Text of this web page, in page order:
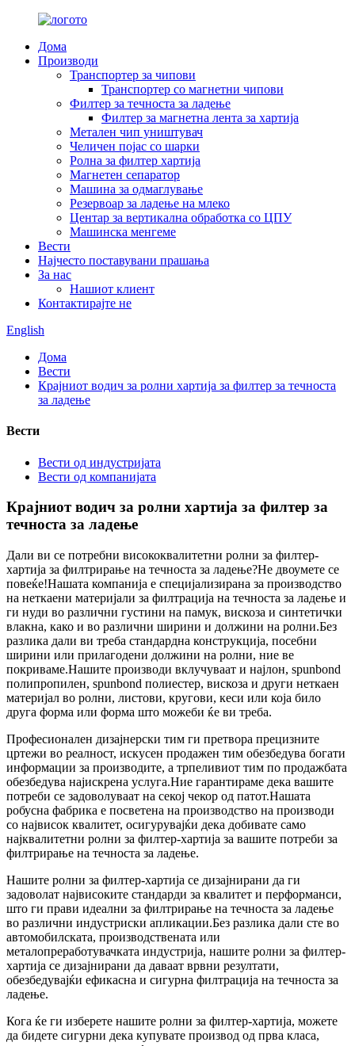
Дома
Производи
Транспортер за чипови
Транспортер со магнетни чипови
Филтер за течноста за ладење
Филтер за магнетна лента за хартија
Метален чип уништувач
Челичен појас со шарки
Ролна за филтер хартија
Магнетен сепаратор
Машина за одмаглување
Резервоар за ладење на млеко
Центар за вертикална обработка со ЦПУ
Машинска менгеме
Вести
Најчесто поставувани прашања
За нас
Нашиот клиент
Контактирајте не
English
Дома
Вести
Крајниот водич за ролни хартија за филтер за течноста
за ладење
Вести
Вести од индустријата
Вести од компанијата
Крајниот водич за ролни хартија за филтер за
течноста за ладење
Дали ви се потребни висококвалитетни ролни за филтер-
хартија за филтрирање на течноста за ладење?Не двоумете се
повеќе!Нашата компанија е специјализирана за производство
на неткаени материјали за филтрација на течноста за ладење и
ги нуди во различни густини на памук, вискоза и синтетички
влакна, како и во различни ширини и должини на ролни.Без
разлика дали ви треба стандардна конструкција, посебни
ширини или прилагодени должини на ролни, ние ве
покриваме.Нашите производи вклучуваат и најлон, spunbond
полипропилен, spunbond полиестер, вискоза и други неткаен
материјал во ролни, листови, кругови, кеси или која било
друга форма или форма што можеби ќе ви треба.
Професионален дизајнерски тим ги претвора прецизните
цртежи во реалност, искусен продажен тим обезбедува богати
информации за производите, а трпеливиот тим по продажбата
обезбедува најискрена услуга.Ние гарантираме дека вашите
потреби се задоволуваат на секој чекор од патот.Нашата
робусна фабрика е посветена на производство на производи
со највисок квалитет, осигурувајќи дека добивате само
најквалитетни ролни за филтер-хартија за вашите потреби за
филтрирање на течноста за ладење.
Нашите ролни за филтер-хартија се дизајнирани да ги
задоволат највисоките стандарди за квалитет и перформанси,
што ги прави идеални за филтрирање на течноста за ладење
во различни индустриски апликации.Без разлика дали сте во
автомобилската, производствената или
металопреработувачката индустрија, нашите ролни за филтер-
хартија се дизајнирани да даваат врвни резултати,
обезбедувајќи ефикасна и сигурна филтрација на течноста за
ладење.
Кога ќе ги изберете нашите ролни за филтер-хартија, можете
да бидете сигурни дека купувате производ од прва класа,